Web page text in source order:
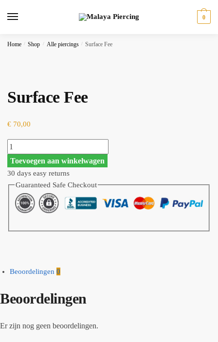
0
Home / Shop / Alle piercings / Surface Fee
Surface Fee
€ 70,00
Surface
Fee
aantal
Toevoegen aan winkelwagen
30 days easy returns
Guaranteed Safe Checkout
Beoordelingen 0
Beoordelingen
Er zijn nog geen beoordelingen.